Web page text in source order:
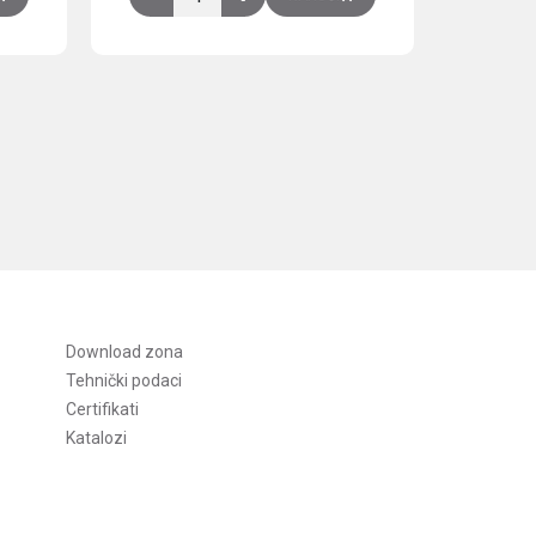
Download zona
Tehnički podaci
Certifikati
Katalozi